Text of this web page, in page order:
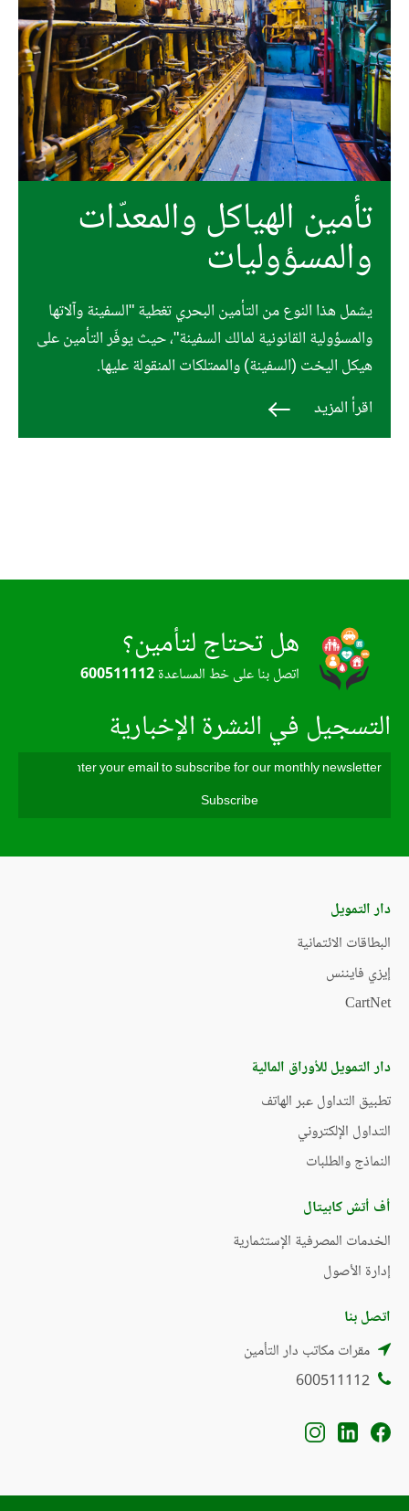
تأمين الهياكل والمعدّات
والمسؤوليات
يشمل هذا النوع من التأمين البحري تغطية "السفينة وآلاتها
والمسؤولية القانونية لمالك السفينة"، حيث يوفّر التأمين على
هيكل اليخت (السفينة) والممتلكات المنقولة عليها.
اقرأ المزيد
هل تحتاج لتأمين؟
اتصل بنا على خط المساعدة600511112
التسجيل في النشرة الإخبارية
دار التمويل
البطاقات الائتمانية
إيزي فايننس
CartNet
دار التمويل للأوراق المالية
تطبيق التداول عبر الهاتف
التداول الإلكتروني
النماذج والطلبات
أف أتش كابيتال
الخدمات المصرفية الإستثمارية
إدارة الأصول
اتصل بنا
مقرات مكاتب دار التأمين
600511112